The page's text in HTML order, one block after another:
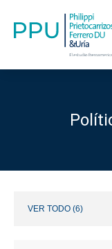
VER TODO (6)